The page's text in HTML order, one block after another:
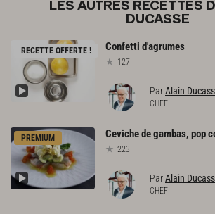
LES AUTRES RECETTES
DUCASSE
RECETTE OFFERTE ! Confetti d'agrumes
127
ParAlain
CHEF
PREMIUM Cevichedegambas, pop
223
ParAlain
CHEF